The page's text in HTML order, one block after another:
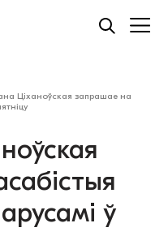
Ціханоўская запрашае на
ў